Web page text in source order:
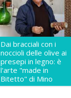
Dai bracciali con i
noccioli delle olive ai
presepi in legno: è
l'arte "made in
Bitetto" di Mino